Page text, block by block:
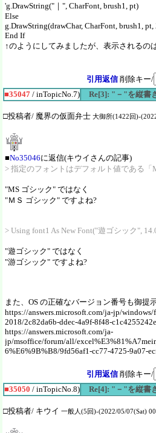
'g.DrawString("｜", CharFont, brush1, pt)
Else
g.DrawString(drawChar, CharFont, brush1,
End If
↑のようにしてみましたが、表示されるの
引用返信 削除キー/
■35047 / inTopicNo.7)
Re[3]: "－"を縦書
□投稿者/ 魔界の仮面弁士 大御所(1422回)-
■No35046に返信(キウイさんの記事)
> 指定のフォントはデフォルト値である「
"MS ゴシック" ではなく
"ＭＳ ゴシック" ですよね?
> Using font1 As New Font("遊ゴシック",
"遊ゴシック" ではなく
"游ゴシック" ですよね?
また、OS の正確なバージョン番号も御提
https://answers.microsoft.com/ja-jp/
2018/2c82da6b-ddec-4a9f-8f48-
https://answers.microsoft.com/ja-
jp/msoffice/forum/all/
6%E6%9B%B8/9fd56af1-cc77-4725-9a07-
引用返信 削除キー/
■35050 / inTopicNo.8)
Re[4]: "－"を縦書
□投稿者/ キウイ 一般人(5回)-(2022/05/07(Sat)